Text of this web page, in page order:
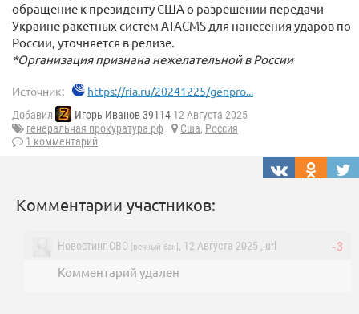
обращение к президенту США о разрешении передачи
Украине ракетных систем ATACMS для нанесения ударов по
России, уточняется в релизе.
*Организация признана нежелательной в России
Источник: https://ria.ru/20241225/genpro...
Добавил Игорь Иванов 39114 12 Августа 2025
генеральная прокуратура рф
Сша, Россия
1 комментарий
Комментарии участников:
-3
Новостинг СВО [вечный бан] , 12 Августа 2025 , url
Комментарий удален